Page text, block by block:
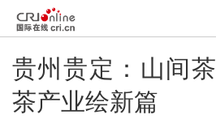
贵州贵定：山间
茶产业绘新篇